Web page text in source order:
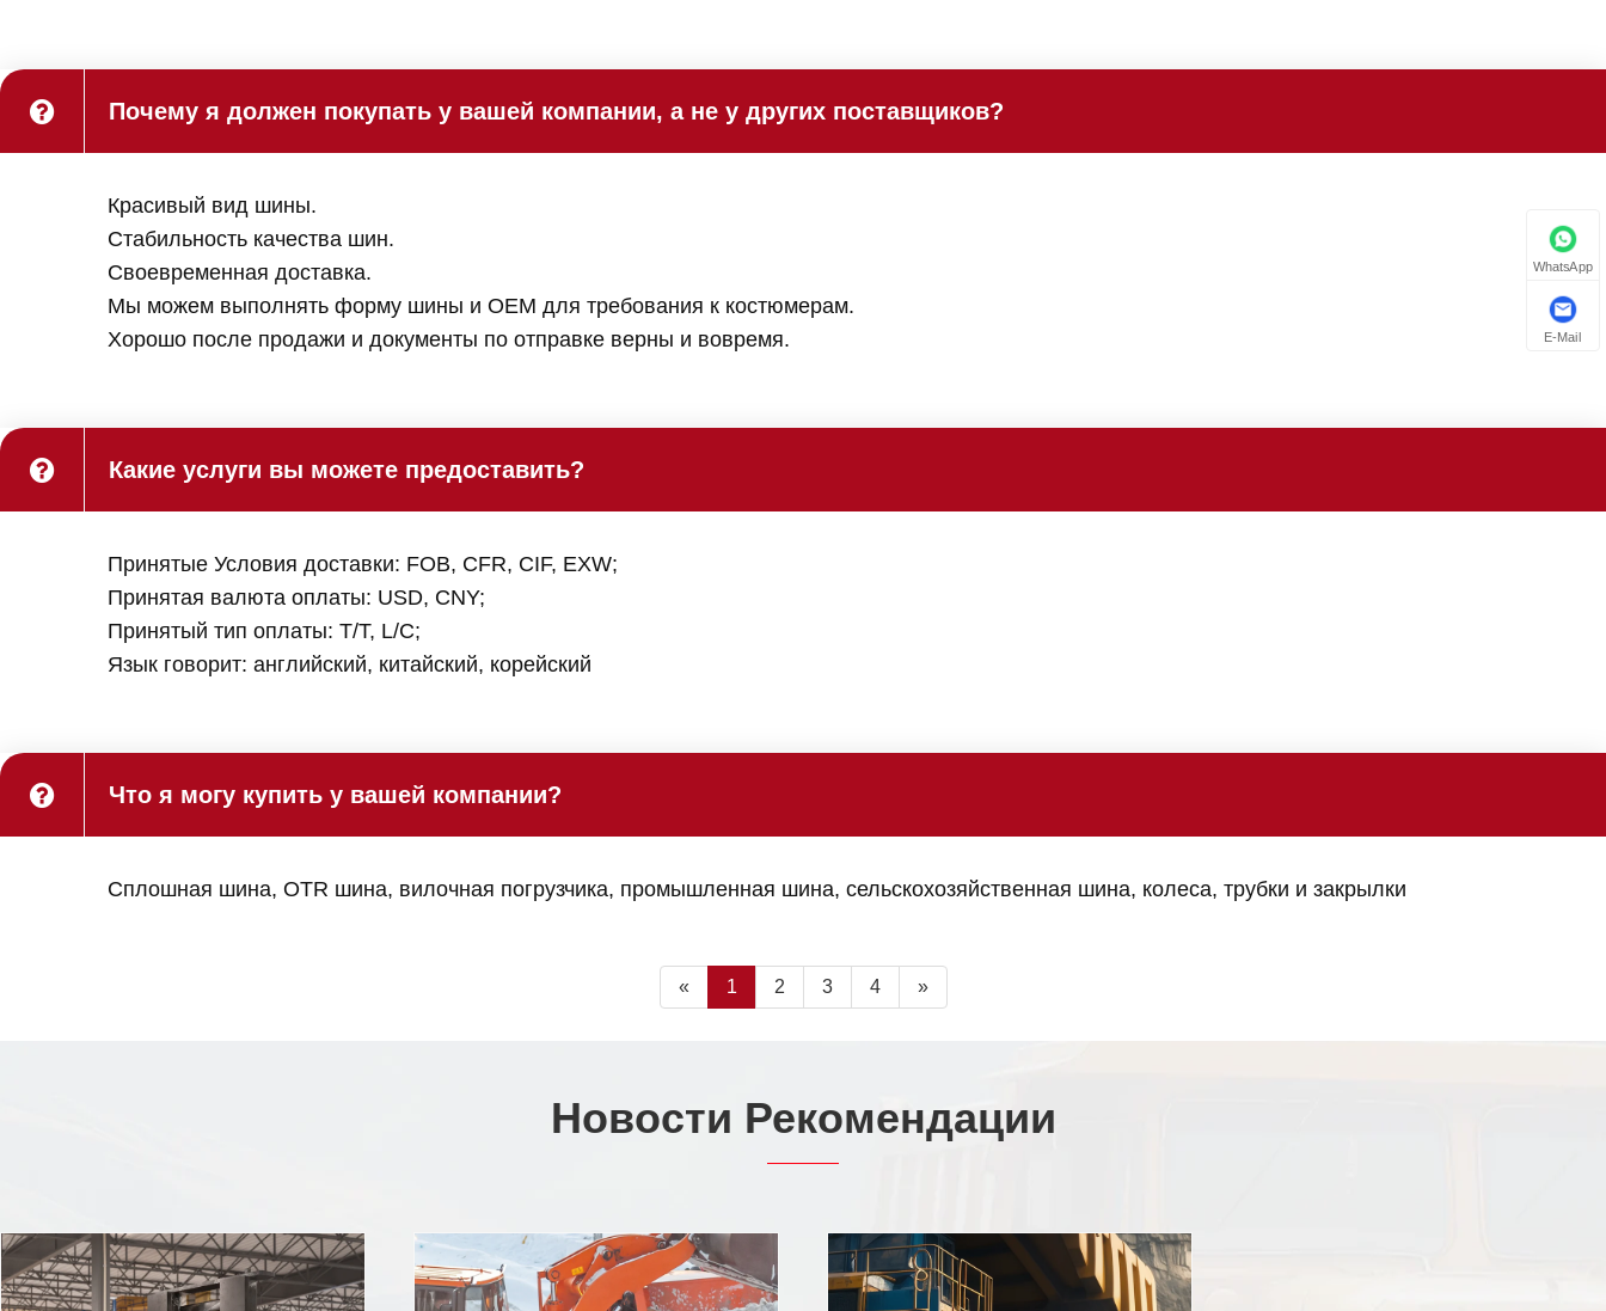
Почему я должен покупать у вашей компании, а не у других поставщиков?
Красивый вид шины.
Стабильность качества шин.
Своевременная доставка.
Мы можем выполнять форму шины и OEM для требования к костюмерам.
Хорошо после продажи и документы по отправке верны и вовремя.
Какие услуги вы можете предоставить?
Принятые Условия доставки: FOB, CFR, CIF, EXW;
Принятая валюта оплаты: USD, CNY;
Принятый тип оплаты: T/T, L/C;
Язык говорит: английский, китайский, корейский
Что я могу купить у вашей компании?
Сплошная шина, OTR шина, вилочная погрузчика, промышленная шина, сельскохозяйственная шина, колеса, трубки и закрылки
« 1 2 3 4 »
Новости Рекомендации
WhatsApp
E-Mail